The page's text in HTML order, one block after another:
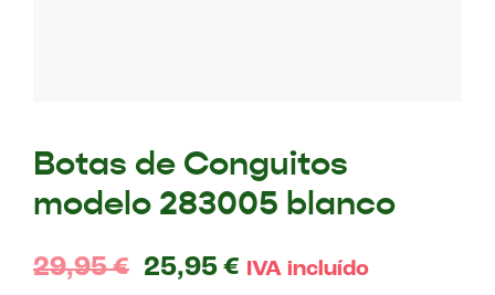
Botas de Conguitos
modelo 283005 blanco
29,95€ 25,95 € IVA incluído